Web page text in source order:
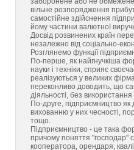
вільне розпорядження
самостійне здійснення
йому частини валютної
Досвід розвинених країн
незалежно від соціально-
Розглянемо функції
По-перше, як найгнучкіша
науки і техніки, сприяє
реалізуються у великих
переконливо доводить, що
діяльності, без
По-друге, підприємництво як
вихованню у них чесності,
тощо.
Підприємництво - це така
причому поняття "господар"
кооператора, орендаря,